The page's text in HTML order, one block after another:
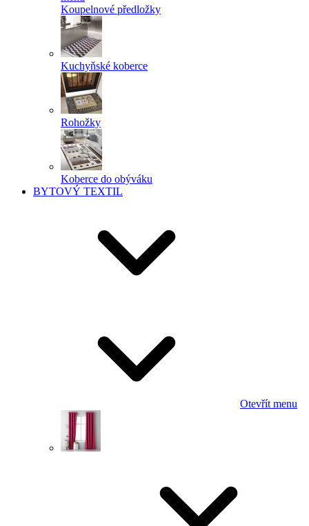
Koupelnové předložky
Kuchyňské koberce
Rohožky
Koberce do obýváku
BYTOVÝ TEXTIL
Otevřít menu